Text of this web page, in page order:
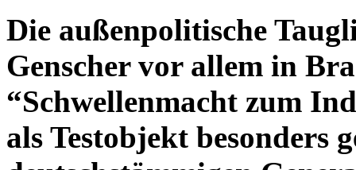
Die außenpolitische
Genscher vor allem in
“Schwellenmacht zum
als Testobjekt besonders